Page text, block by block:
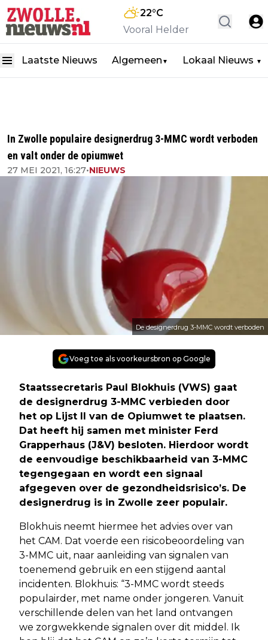
22°C
Vooral Helder
Laatste Nieuws Algemeen ▼ Lokaal Nieuws ▼
In Zwolle populaire designerdrug 3-MMC wordt verboden
en valt onder de opiumwet
27 MEI 2021, 16:27•NIEUWS
De designerdrug 3-MMC wordt verboden
Voeg toe als voorkeursbron op Google
Staatssecretaris Paul Blokhuis (VWS) gaat
de designerdrug 3-MMC verbieden door
het op Lijst II van de Opiumwet te plaatsen.
Dat heeft hij samen met minister Ferd
Grapperhaus (J&V) besloten. Hierdoor wordt
de eenvoudige beschikbaarheid van 3-MMC
tegengegaan en wordt een signaal
afgegeven over de gezondheidsrisico’s. De
designerdrug is in Zwolle zeer populair.
Blokhuis neemt hiermee het advies over van
het CAM. Dat voerde een risicobeoordeling van
3-MMC uit, naar aanleiding van signalen van
toenemend gebruik en een stijgend aantal
incidenten. Blokhuis: “3-MMC wordt steeds
populairder, met name onder jongeren. Vanuit
verschillende delen van het land ontvangen
we zorgwekkende signalen over dit middel. Ik